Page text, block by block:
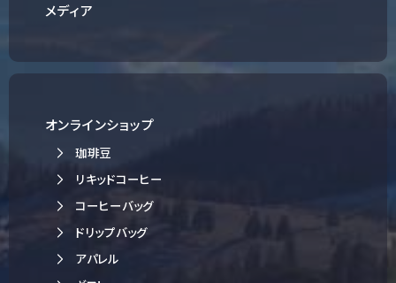
メディア
オンラインショップ
珈琲豆
リキッドコーヒー
コーヒーバッグ
ドリップバッグ
アパレル